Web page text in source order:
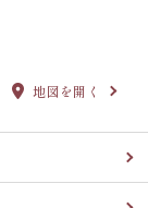
地図を開く